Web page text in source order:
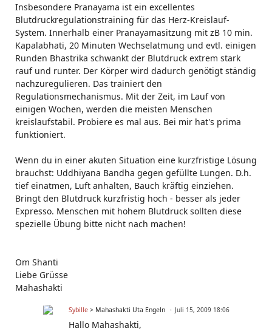
Insbesondere Pranayama ist ein excellentes
Blutdruckregulationstraining für das Herz-Kreislauf-
System. Innerhalb einer Pranayamasitzung mit zB 10 min.
Kapalabhati, 20 Minuten Wechselatmung und evtl. einigen
Runden Bhastrika schwankt der Blutdruck extrem stark
rauf und runter. Der Körper wird dadurch genötigt ständig
nachzuregulieren. Das trainiert den
Regulationsmechanismus. Mit der Zeit, im Lauf von
einigen Wochen, werden die meisten Menschen
kreislaufstabil. Probiere es mal aus. Bei mir hat's prima
funktioniert.
Wenn du in einer akuten Situation eine kurzfristige Lösung
brauchst: Uddhiyana Bandha gegen gefüllte Lungen. D.h.
tief einatmen, Luft anhalten, Bauch kräftig einziehen.
Bringt den Blutdruck kurzfristig hoch - besser als jeder
Expresso. Menschen mit hohem Blutdruck sollten diese
spezielle Übung bitte nicht nach machen!
Om Shanti
Liebe Grüsse
Mahashakti
Sybille > Mahashakti Uta Engeln Juli 15, 2009 18:06
Hallo Mahashakti,